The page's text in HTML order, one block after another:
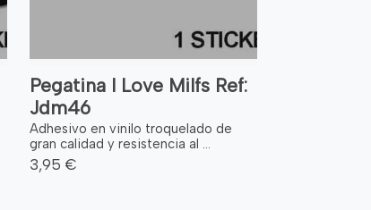
Pegatina I Love Milfs Ref:
Jdm46
Adhesivo en vinilo troquelado de
gran calidad y resistencia al ...
3,95 €